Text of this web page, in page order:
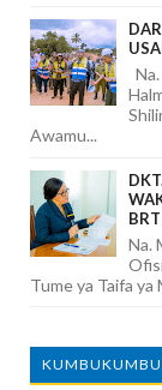
Awamu...
BRT
Na.
Tume ya Taifa ya
KUMBUKUMBU